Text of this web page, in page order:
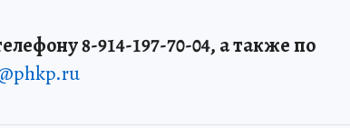
8-914-197-70-04, а также по